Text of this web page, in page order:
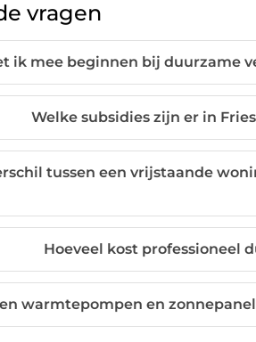
vragen
ik mee beginnen bij duurzame
Welke subsidies zijn er in
tussen een vrijstaande
Hoeveel kost professioneel
warmtepompen en